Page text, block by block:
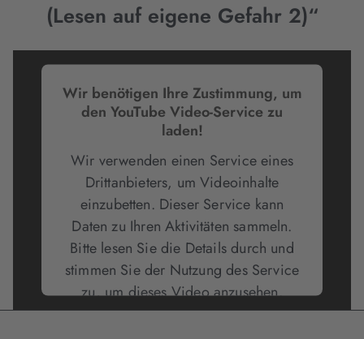
(Lesen auf eigene Gefahr 2)“
Wir benötigen Ihre Zustimmung, um
den YouTube Video-Service zu
laden!
Wir verwenden einen Service eines
Drittanbieters, um Videoinhalte
einzubetten. Dieser Service kann
Daten zu Ihren Aktivitäten sammeln.
Bitte lesen Sie die Details durch und
stimmen Sie der Nutzung des Service
zu, um dieses Video anzusehen.